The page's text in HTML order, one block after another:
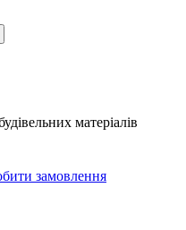
матеріалів
замовлення